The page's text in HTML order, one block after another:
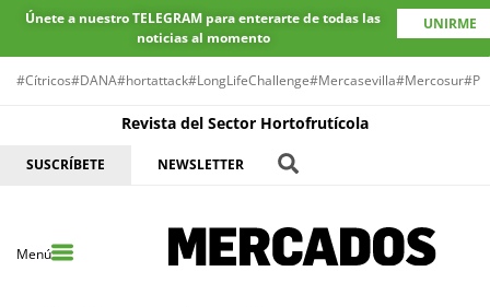
Únete a nuestro TELEGRAM para enterarte de todas las
noticias al momento
UNIRME
#Cítricos#DANA#hortattack#LongLifeChallenge#Mercasevilla#Mercosur
Revista del Sector Hortofrutícola
SUSCRÍBETE NEWSLETTER
Menú